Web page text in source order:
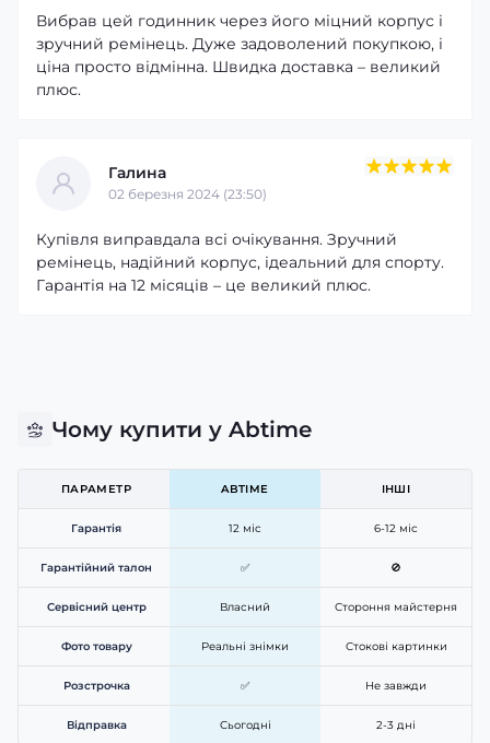
Вибрав цей годинник через його міцний корпус і
зручний ремінець. Дуже задоволений покупкою, і
ціна просто відмінна. Швидка доставка – великий
плюс.
Галина
02 березня 2024 (23:50)
Купівля виправдала всі очікування. Зручний
ремінець, надійний корпус, ідеальний для спорту.
Гарантія на 12 місяців – це великий плюс.
Чому купити у Abtime
ПАРАМЕТР ABTIME ІНШІ
Гарантія 12 міс 6-12 міс
Гарантійний талон ✅ 🚫
Сервісний центр Власний Стороння майстерня
Фото товару Реальні знімки Стокові картинки
Розстрочка ✅ Не завжди
Відправка Сьогодні 2-3 дні